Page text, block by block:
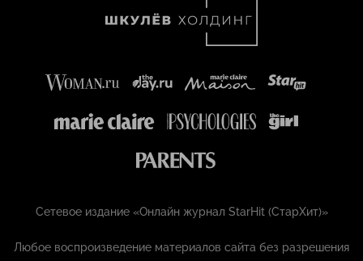
Сетевое издание «Онлайн журнал StarHit (СтарХит)»
Любое воспроизведение материалов сайта без разрешения